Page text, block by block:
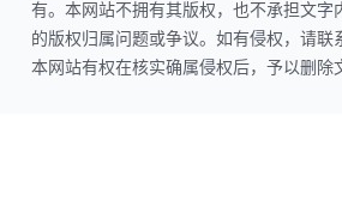
有。本网站不拥有其版权，也不承担文字
的版权归属问题或争议。如有侵权，请联
本网站有权在核实确属侵权后，予以删除